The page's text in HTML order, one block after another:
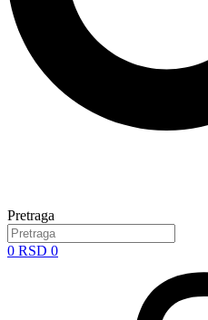
Pretraga
0 RSD 0